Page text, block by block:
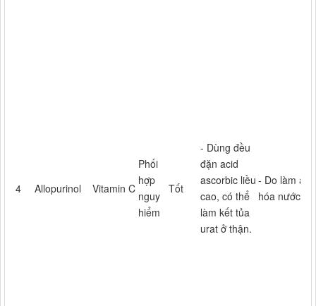
4 Allopurinol Vitamin C
Phối
hợp
nguy
hiểm
Tốt
- Dùng đều
đặn acid
ascorbic liều
cao, có thể
làm kết tủa
urat ở thận.
- Do làm
hóa nước